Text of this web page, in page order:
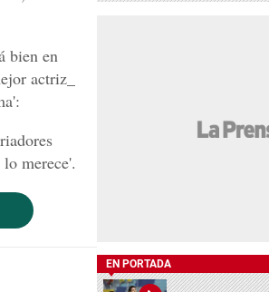
bien en
actriz_
merece'.
EN PORTADA